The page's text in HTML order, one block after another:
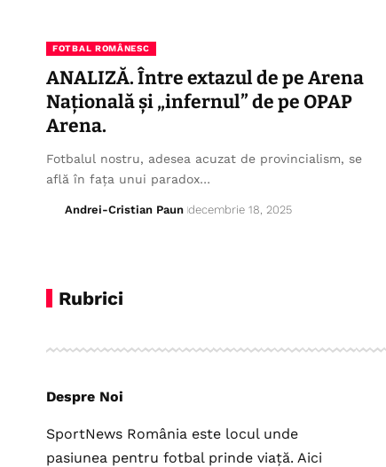
FOTBAL ROMÂNESC
ANALIZĂ. Între extazul de pe Arena
Națională și „infernul” de pe OPAP
Arena.
Fotbalul nostru, adesea acuzat de provincialism, se
află în fața unui paradox…
Andrei-Cristian Paun decembrie 18, 2025
Rubrici
Despre Noi
SportNews România este locul unde
pasiunea pentru fotbal prinde viață. Aici